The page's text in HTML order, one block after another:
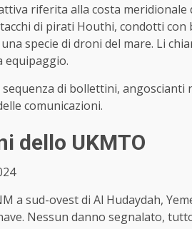
riferita alla costa
di pirati Houthi, condotti con
specie di droni del mare. Li
equipaggio.
di bollettini,
comunicazioni.
dello UKMTO
a sud-ovest di Al Hudaydah,
Nessun danno segnalato,